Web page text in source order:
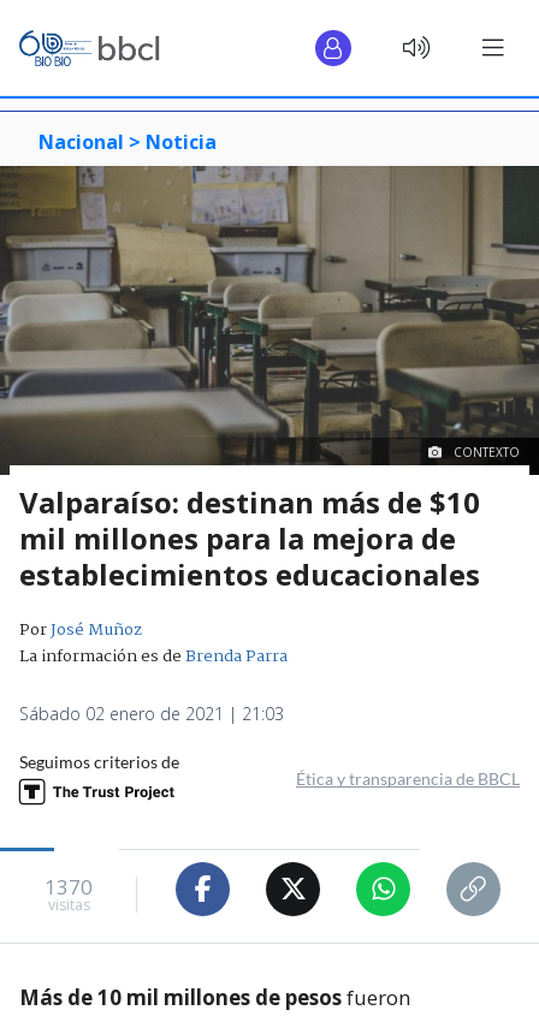
Nacional > Noticia
CONTEXTO
Valparaíso: destinan más de $10
mil millones para la mejora de
establecimientos educacionales
PorJosé Muñoz
La información es deBrenda Parra
Sábado 02 enero de 2021 | 21:03
Seguimos criterios de
Ética y transparencia de BBCL
1370
visitas
Más de 10 mil millones de pesosfueron